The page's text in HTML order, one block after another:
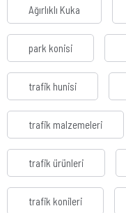
Ağırlıklı Kuka
park konisi
trafik hunisi
trafik malzemeleri
trafik ürünleri
trafik konileri